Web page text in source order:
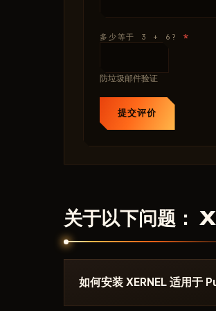
多少等于 3 + 6?*
防垃圾邮件验证
提交评价
关于以下问题：
如何安装 XERNEL 适用于